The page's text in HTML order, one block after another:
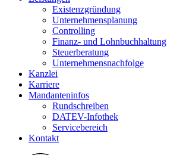
Existenzgründung
Unternehmensplanung
Controlling
Finanz- und Lohnbuchhaltung
Steuerberatung
Unternehmensnachfolge
Kanzlei
Karriere
Mandanteninfos
Rundschreiben
DATEV-Infothek
Servicebereich
Kontakt